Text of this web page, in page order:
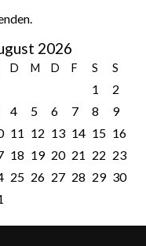
2026
D M D F S S
1
2
4 5 6 7 8
9
11 12 13 14 15 16
18 19 20 21 22 23
25 26 27 28 29 30